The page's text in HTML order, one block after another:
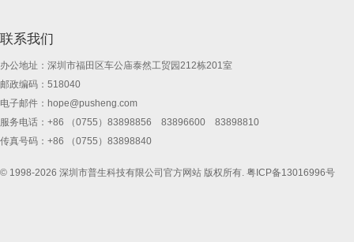
联系我们
办公地址：深圳市福田区车公庙泰然工贸园212栋201室
邮政编码：518040
电子邮件： hope@pusheng.com
服务电话：+86 （0755）83898856 83896600 83898810
传真号码：+86 （0755）83898840
© 1998-2026 深圳市普生科技有限公司官方网站 版权所有. 粤ICP备13016996号